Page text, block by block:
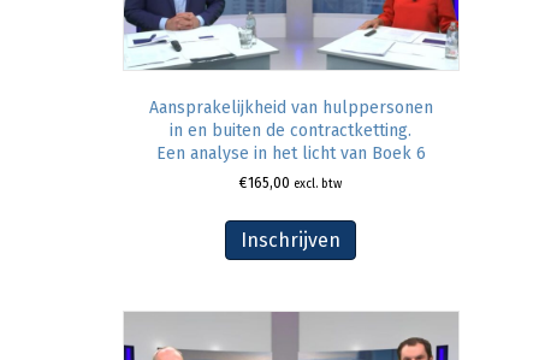
Aansprakelijkheid van hulppersonen
in en buiten de contractketting.
Een analyse in het licht van Boek 6
€165,00 excl. btw
Inschrijven